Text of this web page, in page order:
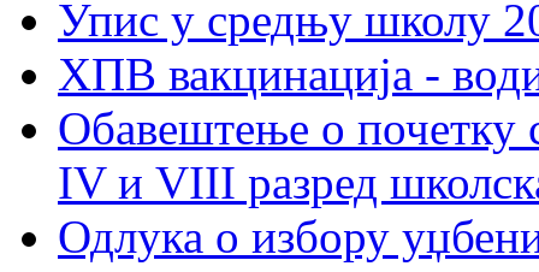
Упис у средњу школу
ХПВ вакцинација -
Обавештење о почетку
IV и VIII разред
Одлука о избору